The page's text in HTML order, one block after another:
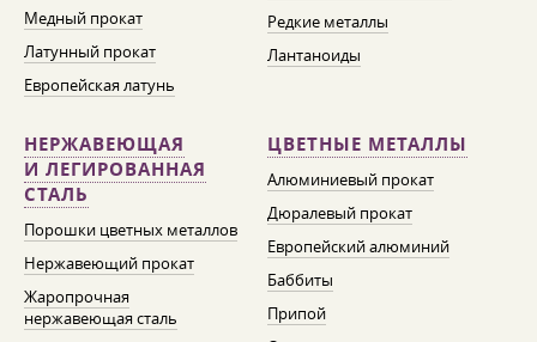
Медный прокат
Латунный прокат
Европейская латунь
Редкие металлы
Лантаноиды
НЕРЖАВЕЮЩАЯ
И ЛЕГИРОВАННАЯ
СТАЛЬ
Порошки цветных металлов
Нержавеющий прокат
Жаропрочная
нержавеющая сталь
ЦВЕТНЫЕ МЕТАЛЛЫ
Алюминиевый прокат
Дюралевый прокат
Европейский алюминий
Баббиты
Припой